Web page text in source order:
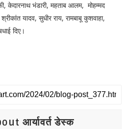
केदारनाथ भंडारी, महताब आलम, मोहम्मद
यादव, सुधीर राय, रामबाबू कुशवाहा,
दिए।
आर्यावर्त डेस्क